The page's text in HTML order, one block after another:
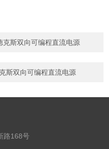
斯双向可编程直流电源
斯双向可编程直流电源
路168号